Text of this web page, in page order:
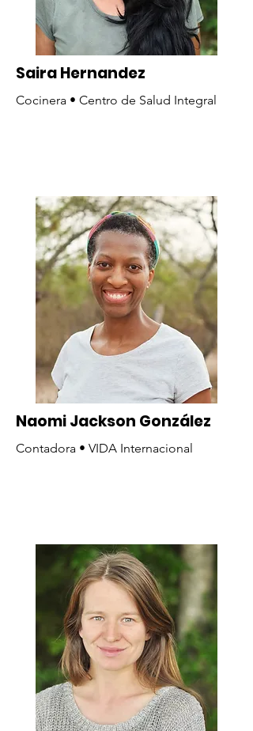
Saira Hernandez
Cocinera • Centro de Salud Integral
Naomi Jackson González
Contadora • VIDA Internacional